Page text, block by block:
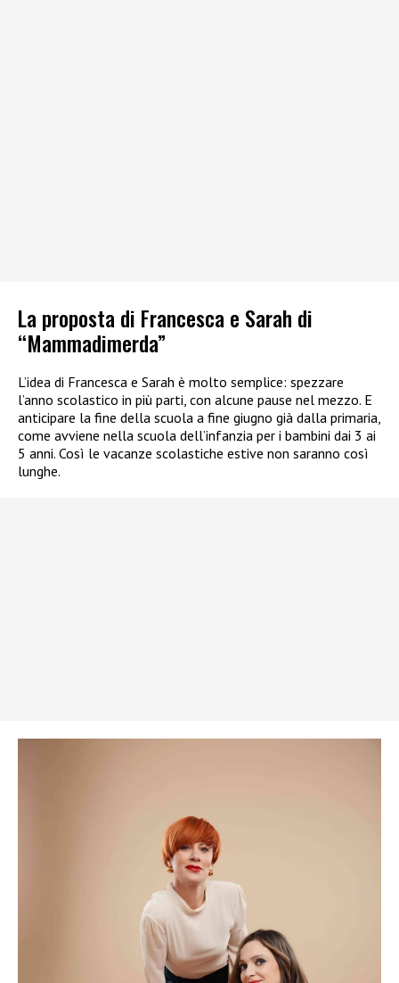
La proposta di Francesca e Sarah di
“Mammadimerda”
L’idea di Francesca e Sarah è molto semplice: spezzare
l’anno scolastico in più parti, con alcune pause nel mezzo. E
anticipare la fine della scuola a fine giugno già dalla primaria,
come avviene nella scuola dell’infanzia per i bambini dai 3 ai
5 anni. Così le vacanze scolastiche estive non saranno così
lunghe.